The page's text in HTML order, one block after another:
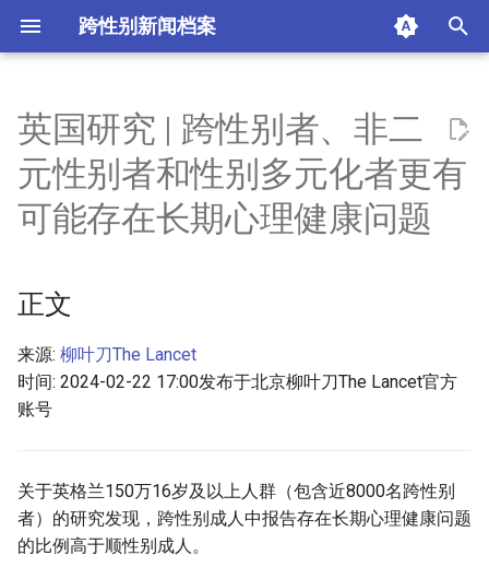
跨性别新闻档案
p
e
t
a
s
e
正文
摘要与附加信息
英国研究 | 跨性别者、非二
元性别者和性别多元化者更有
可能存在长期心理健康问题
正文
来源: 柳叶刀The Lancet
时间: 2024-02-22 17:00发布于北京柳叶刀The Lancet官方
账号
关于英格兰150万16岁及以上人群（包含近8000名跨性别
者）的研究发现，跨性别成人中报告存在长期心理健康问题
的比例高于顺性别成人。